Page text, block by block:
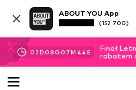
ABOUT YOU App
(152 700)
02D 08 G 07M 43 S
Finał
rabatem